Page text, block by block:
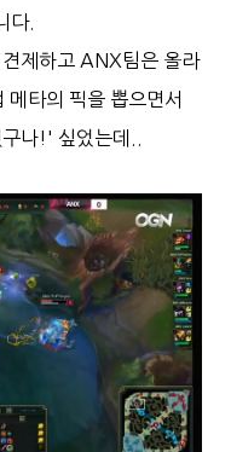
다.
제하고 ANX팀은 올라
메타의 픽을 뽑으면서
나!' 싶었는데..